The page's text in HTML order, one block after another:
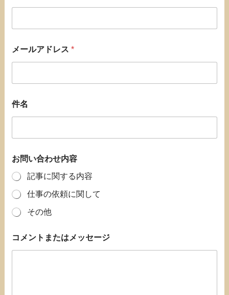
メールアドレス*
件名
お問い合わせ内容
記事に関する内容
仕事の依頼に関して
その他
コメントまたはメッセージ